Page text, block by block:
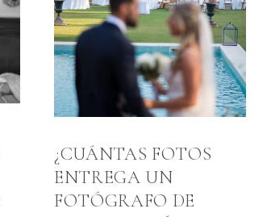
¿CUÁNTAS FOTOS
ENTREGA UN
FOTÓGRAFO DE